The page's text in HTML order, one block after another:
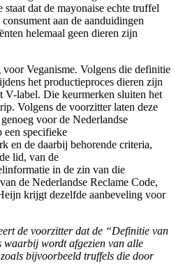
dat de mayonaise echte truffel
aan de aanduidingen
helemaal geen dieren zijn
Veganisme. Volgens die definitie
het productieproces dieren zijn
V-label. Die keurmerken sluiten het
Volgens de voorzitter laten deze
voor de Nederlandse
een specifieke
en de daarbij behorende criteria,
lid, van de
in de zin van die
de Nederlandse Reclame Code,
krijgt dezelfde aanbeveling voor
de voorzitter dat de “Definitie van
waarbij wordt afgezien van alle
bijvoorbeeld truffels die door